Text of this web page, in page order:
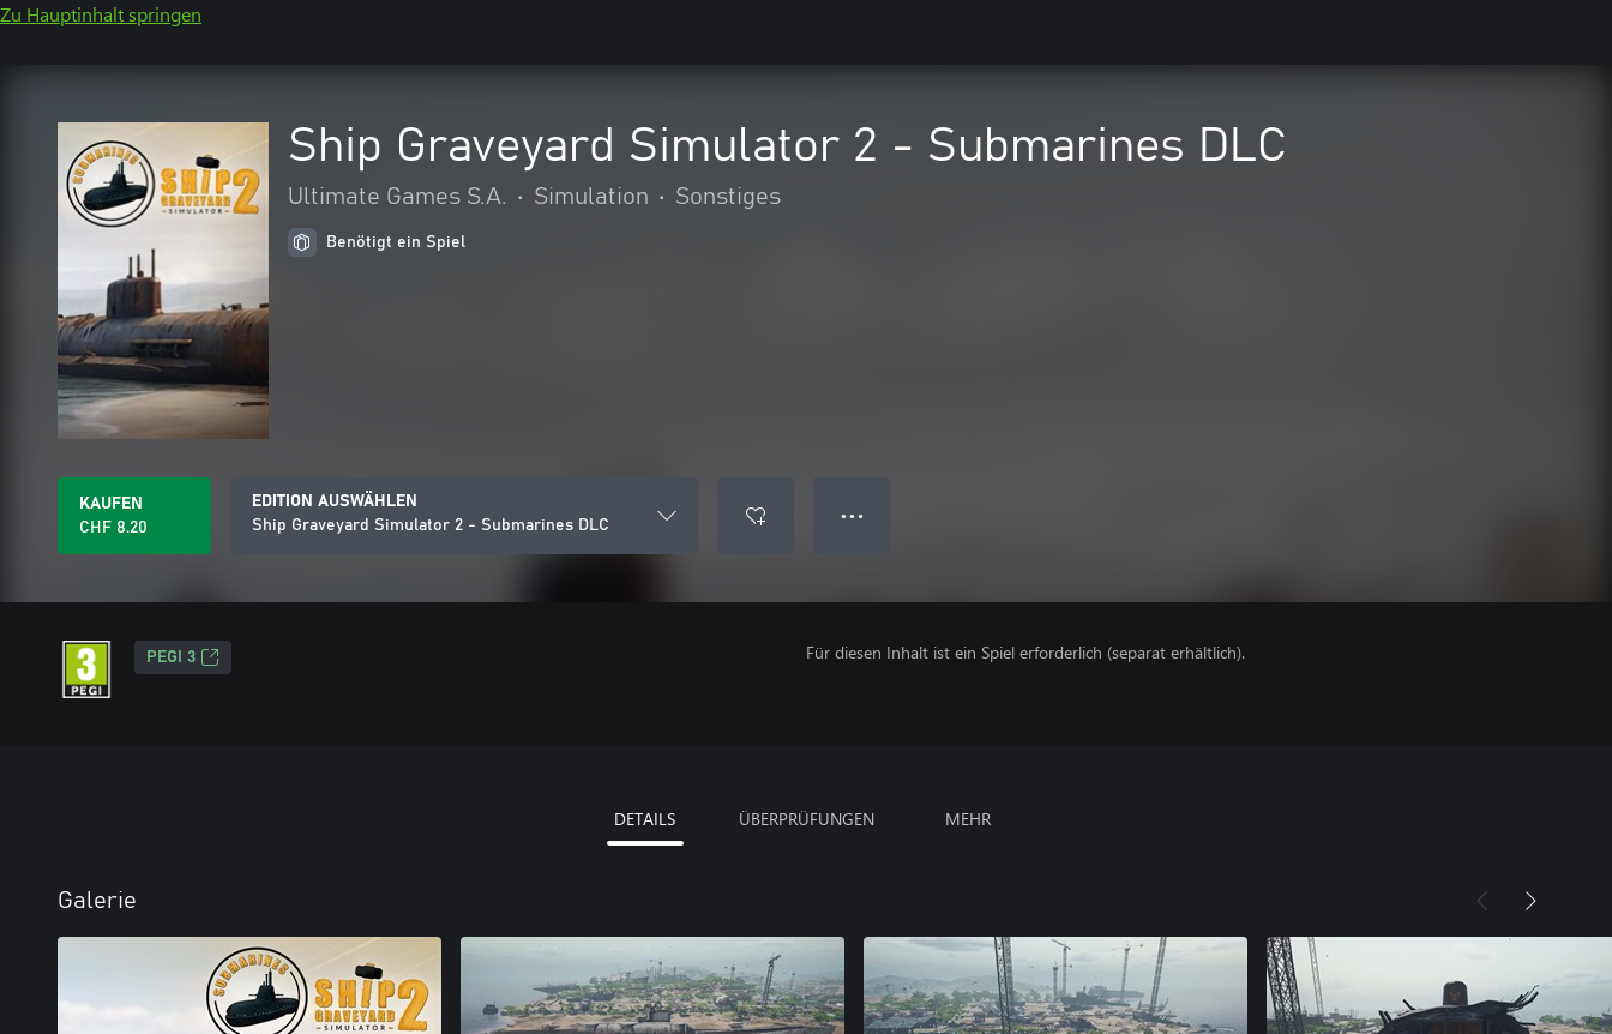
Zu Hauptinhalt springen
Ship Graveyard Simulator 2 - Submarines DLC
Ultimate Games S.A. • Simulation • Sonstiges
Benötigt ein Spiel
KAUFEN
CHF 8.20
EDITION AUSWÄHLEN
Ship Graveyard Simulator 2 - Submarines DLC
● ● ●
PEGI 3 Für diesen Inhalt ist ein Spiel erforderlich (separat erhältlich).
DETAILS ÜBERPRÜFUNGEN MEHR
Galerie